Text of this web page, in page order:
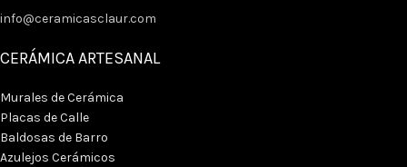
info@ceramicasclaur.com
CERÁMICA ARTESANAL
Murales de Cerámica
Placas de Calle
Baldosas de Barro
Azulejos Cerámicos